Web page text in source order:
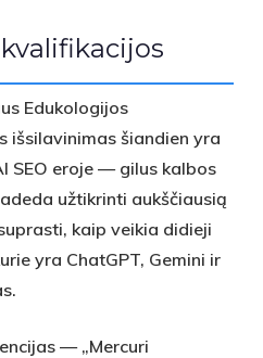
Edukologijos
išsilavinimas šiandien yra
SEO eroje — gilus kalbos
užtikrinti aukščiausią
kaip veikia didieji
yra ChatGPT, Gemini ir
— „Mercuri